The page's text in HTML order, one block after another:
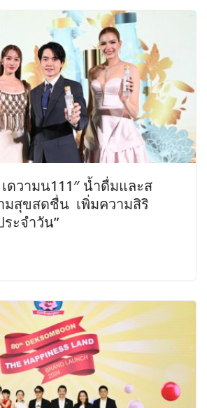
ดวามน111″ น้ำดื่มและส
ามสุขสดชื่น เพิ่มความสิริ
ะจำวัน”